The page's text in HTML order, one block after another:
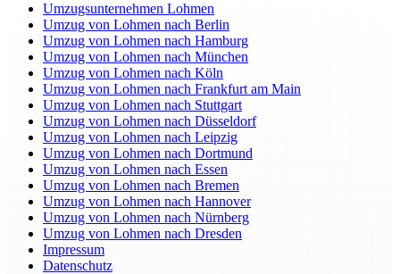
Umzugsunternehmen Lohmen
Umzug von Lohmen nach Berlin
Umzug von Lohmen nach Hamburg
Umzug von Lohmen nach München
Umzug von Lohmen nach Köln
Umzug von Lohmen nach Frankfurt am Main
Umzug von Lohmen nach Stuttgart
Umzug von Lohmen nach Düsseldorf
Umzug von Lohmen nach Leipzig
Umzug von Lohmen nach Dortmund
Umzug von Lohmen nach Essen
Umzug von Lohmen nach Bremen
Umzug von Lohmen nach Hannover
Umzug von Lohmen nach Nürnberg
Umzug von Lohmen nach Dresden
Impressum
Datenschutz